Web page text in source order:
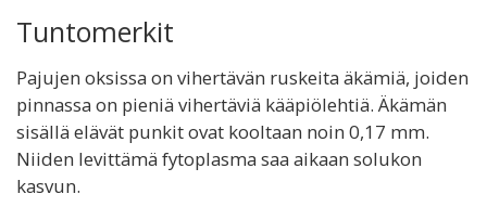
Tuntomerkit
Pajujen oksissa on vihertävän ruskeita äkämiä, joiden
pinnassa on pieniä vihertäviä kääpiölehtiä. Äkämän
sisällä elävät punkit ovat kooltaan noin 0,17 mm.
Niiden levittämä fytoplasma saa aikaan solukon
kasvun.